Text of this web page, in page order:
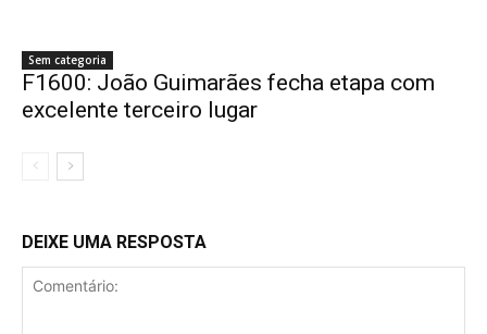
Sem categoria
F1600: João Guimarães fecha etapa com
excelente terceiro lugar
DEIXE UMA RESPOSTA